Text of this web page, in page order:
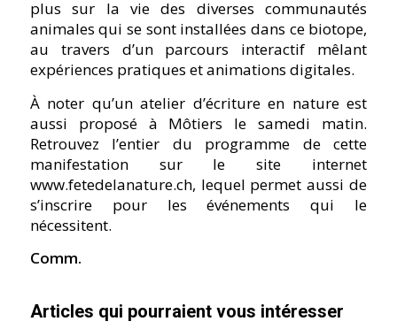
plus sur la vie des diverses communautés
animales qui se sont installées dans ce biotope,
au travers d’un parcours interactif mêlant
expériences pratiques et animations digitales.
À noter qu’un atelier d’écriture en nature est
aussi proposé à Môtiers le samedi matin.
Retrouvez l’entier du programme de cette
manifestation sur le site internet
www.fetedelanature.ch, lequel permet aussi de
s’inscrire pour les événements qui le
nécessitent.
Comm.
Articles qui pourraient vous intéresser